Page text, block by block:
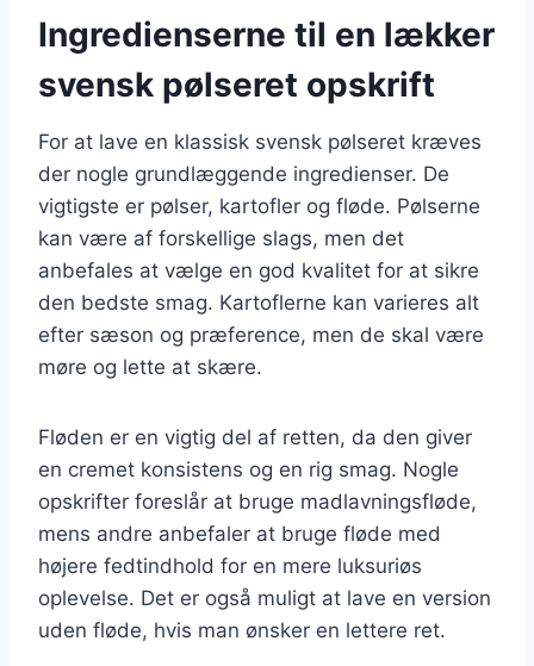
Ingredienserne til en lækker
svensk pølseret opskrift
For at lave en klassisk svensk pølseret kræves
der nogle grundlæggende ingredienser. De
vigtigste er pølser, kartofler og fløde. Pølserne
kan være af forskellige slags, men det
anbefales at vælge en god kvalitet for at sikre
den bedste smag. Kartoflerne kan varieres alt
efter sæson og præference, men de skal være
møre og lette at skære.
Fløden er en vigtig del af retten, da den giver
en cremet konsistens og en rig smag. Nogle
opskrifter foreslår at bruge madlavningsfløde,
mens andre anbefaler at bruge fløde med
højere fedtindhold for en mere luksuriøs
oplevelse. Det er også muligt at lave en version
uden fløde, hvis man ønsker en lettere ret.